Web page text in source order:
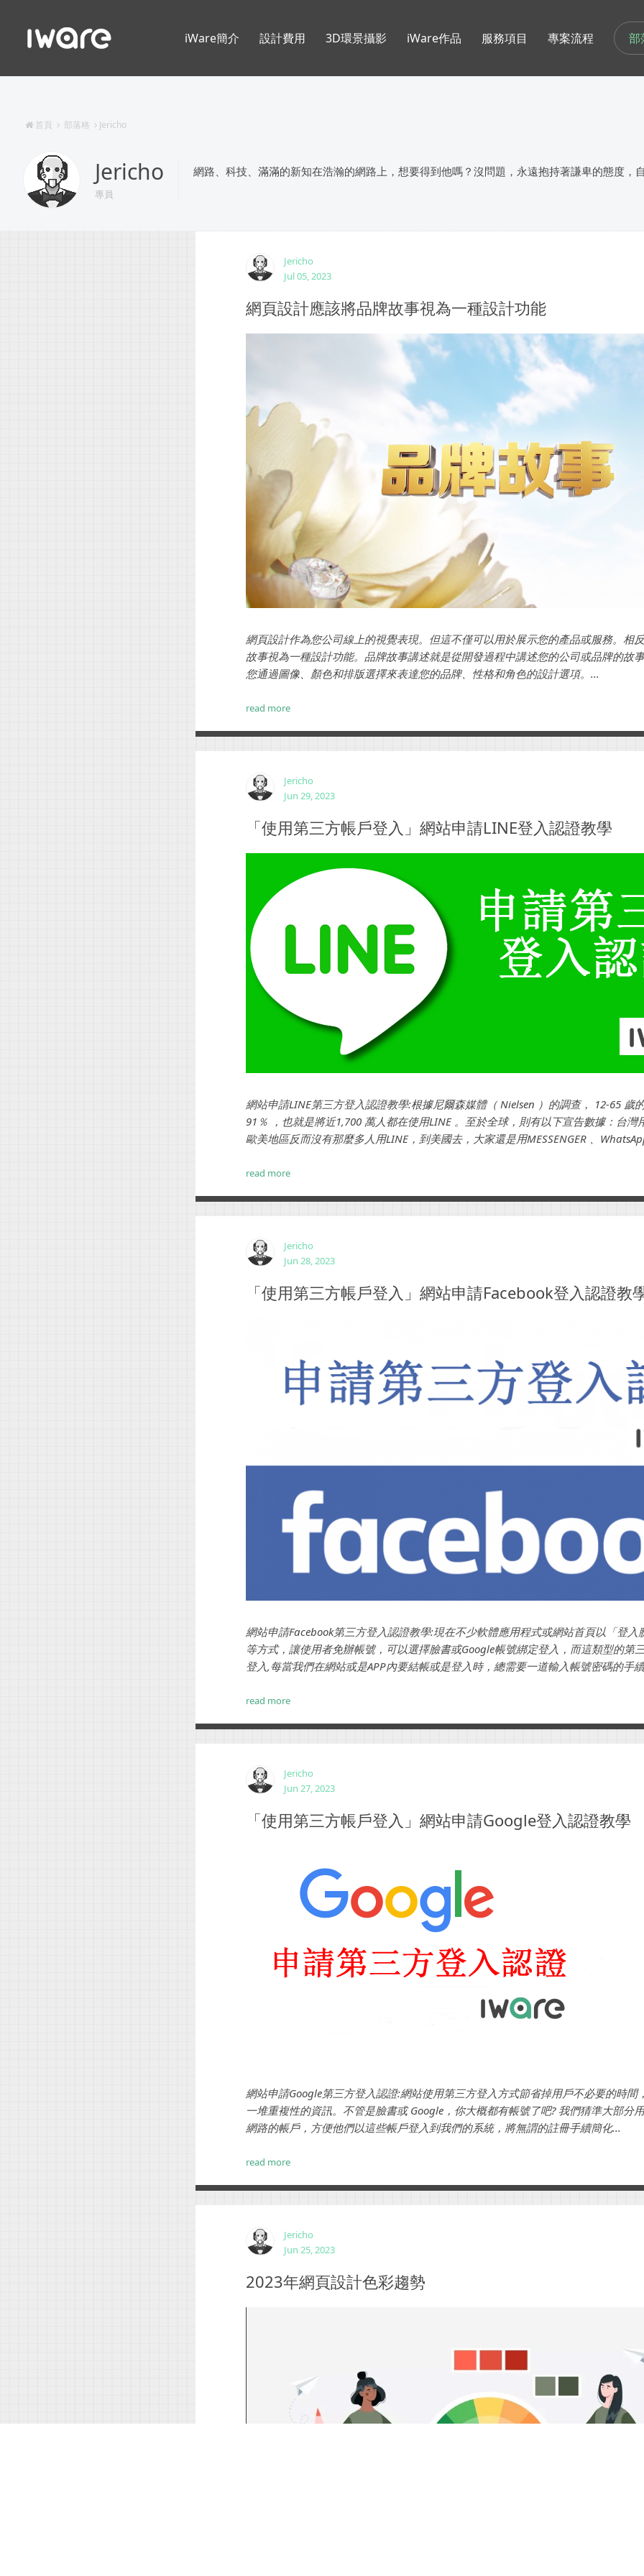
部
首頁 部落格 Jericho
Jericho
專員
網路、科技、滿滿的新知在浩瀚的網路上，想要得到他嗎？沒問題，永遠抱持著謙卑的態度，
Jericho
Jul 05, 2023
網頁設計應該將品牌故事視為一種設計功能
網頁設計作為您公司線上的視覺表現。但這不僅可以用於展示您的產品或服務。相
故事視為一種設計功能。品牌故事講述就是從開發過程中講述您的公司或品牌的故
您通過圖像、顏色和排版選擇來表達您的品牌、性格和角色的設計選項。...
read more
Jericho
Jun 29, 2023
「使用第三方帳戶登入」網站申請LINE登入認證教學
網站申請LINE第三方登入認證教學:根據尼爾森媒體（ Nielsen ）的調查， 12-65 歲
91％ ，也就是將近1,700 萬人都在使用LINE 。至於全球，則有以下宣告數據：台灣
歐美地區反而沒有那麼多人用LINE，到美國去，大家還是用MESSENGER 、
read more
Jericho
Jun 28, 2023
「使用第三方帳戶登入」網站申請Facebook登入認證教
網站申請Facebook第三方登入認證教學:現在不少軟體應用程式或網站首頁以「登入
等方式，讓使用者免辦帳號，可以選擇臉書或Google帳號綁定登入，而這類型的第
登入,每當我們在網站或是APP內要結帳或是登入時，總需要一道輸入帳號密碼的手
read more
Jericho
Jun 27, 2023
「使用第三方帳戶登入」網站申請Google登入認證教學
網站申請Google第三方登入認證:網站使用第三方登入方式節省掉用戶不必要的時間
一堆重複性的資訊。不管是臉書或 Google，你大概都有帳號了吧? 我們猜準大部分
網路的帳戶，方便他們以這些帳戶登入到我們的系統，將無謂的註冊手續簡化...
read more
Jericho
Jun 25, 2023
2023年網頁設計色彩趨勢